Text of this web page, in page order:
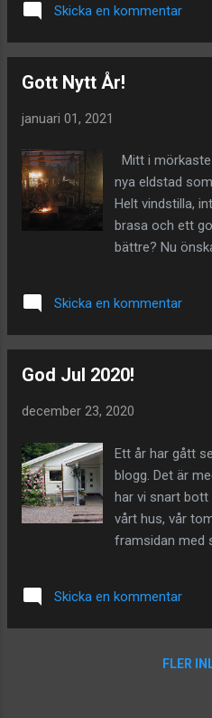
växer det riktigt
på, men ändå!
första dagens
introduktionen
Tjikko som är
träd! Vi hade
men den ser ut
bilden. Old
stått där sedan
tanke. Här i
Vid den här
skådesp...
Skicka en kommentar
Gott Nytt År!
januari 01, 2021
Mitt i
nya eldstad
Helt vindstilla,
brasa och ett
bättre? Nu
präglat av
Skicka en kommentar
God Jul 2020!
december 23, 2020
Ett år har gått
blogg. Det är
har vi snart bott
vårt hus, vår
framsidan med
Bordet och
tillverkade av
purpurkatalpa "
Skicka en kommentar
FLER